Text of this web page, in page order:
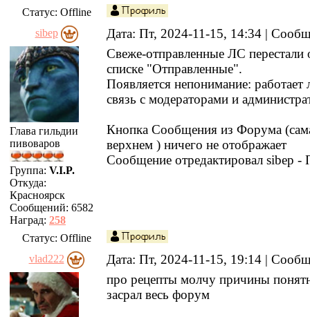
Статус: Offline
sibep
Дата: Пт, 2024-11-15, 14:34 |
Глава гильдии
пивоваров
Группа: V.I.P.
Откуда:
Красноярск
Сообщений: 6582
Наград: 258
Свеже-отправленные ЛС перестали
списке "Отправленные".
Появляется непонимание: работает
связь с модераторами и
Кнопка Сообщения из Форума
верхнем ) ничего не отображает
Сообщение отредактировал sibep -
Статус: Offline
vlad222
Дата: Пт, 2024-11-15, 19:14 |
про рецепты молчу причины
засрал весь форум